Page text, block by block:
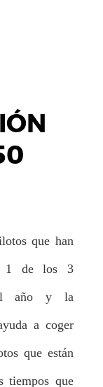
que han
1 de los 3
el año y la
a coger
que están
tiempos que